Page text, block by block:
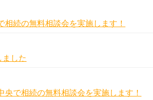
相続の無料相談会を実施します！
ました
央で相続の無料相談会を実施します！